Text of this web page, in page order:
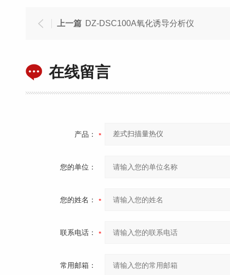
上一篇 DZ-DSC100A氧化诱导分析仪
在线留言
产品：
您的单位：
您的姓名：
联系电话：
常用邮箱：